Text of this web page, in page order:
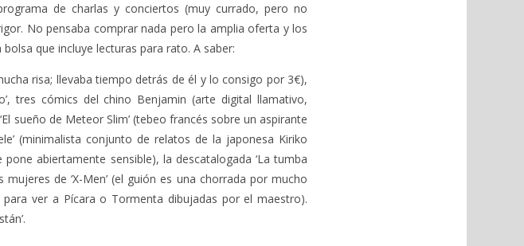
de charlas y conciertos (muy currado, pero no
No pensaba comprar nada pero la amplia oferta y los
que incluye lecturas para rato. A saber:
risa; llevaba tiempo detrás de él y lo consigo por 3€),
tres cómics del chino Benjamin (arte digital llamativo,
sueño de Meteor Slim’ (tebeo francés sobre un aspirante
(minimalista conjunto de relatos de la japonesa Kiriko
abiertamente sensible), la descatalogada ‘La tumba
de ‘X-Men’ (el guión es una chorrada por mucho
ver a Pícara o Tormenta dibujadas por el maestro).